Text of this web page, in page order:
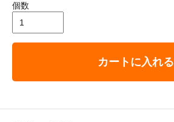
個数
カートに入れる